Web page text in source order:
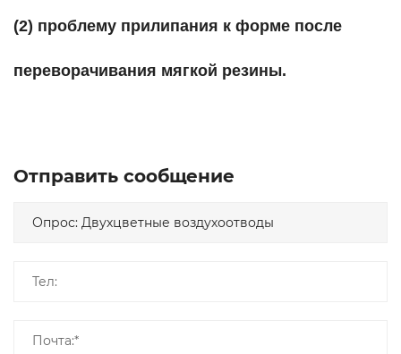
(2) проблему прилипания к форме после
переворачивания мягкой резины.
Отправить сообщение